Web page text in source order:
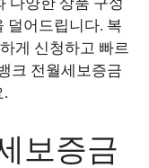
덜어드립니다. 복
게 신청하고 빠르
크 전월세보증금
.
보증금